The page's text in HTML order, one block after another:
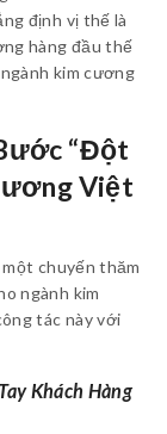
định vị thế là
hàng đầu thế
kim cương
“đột
Việt
chuyến thăm
ngành kim
tác này với
Khách Hàng